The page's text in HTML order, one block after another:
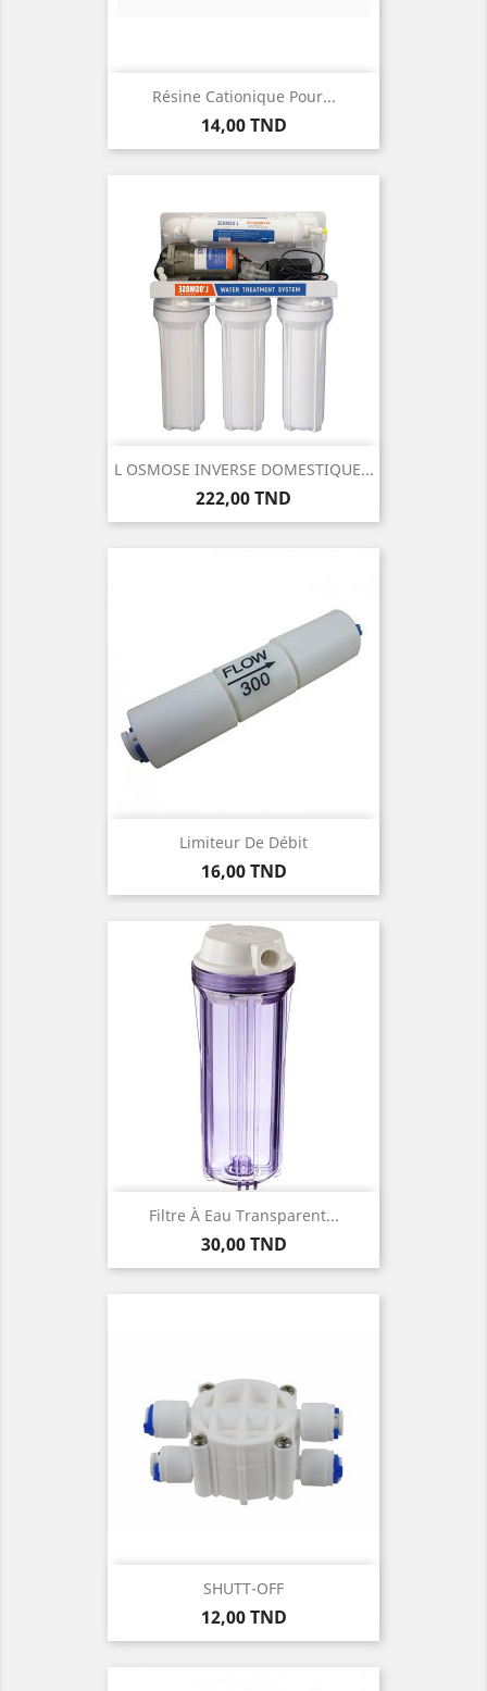
Résine Cationique Pour...
Prix
14,00 TND
L OSMOSE INVERSE DOMESTIQUE...
Prix
222,00 TND
Limiteur De Débit
Prix
16,00 TND
Filtre À Eau Transparent...
Prix
30,00 TND
SHUTT-OFF
Prix
12,00 TND